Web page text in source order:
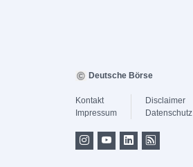
Deutsche Börse
Kontakt
Impressum
Disclaimer
Datenschutz